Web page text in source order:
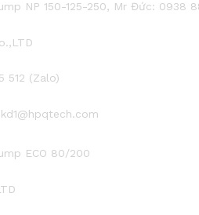
NP 150-125-250, Mr Đức: 0938
512 (Zalo)
ECO 80/200